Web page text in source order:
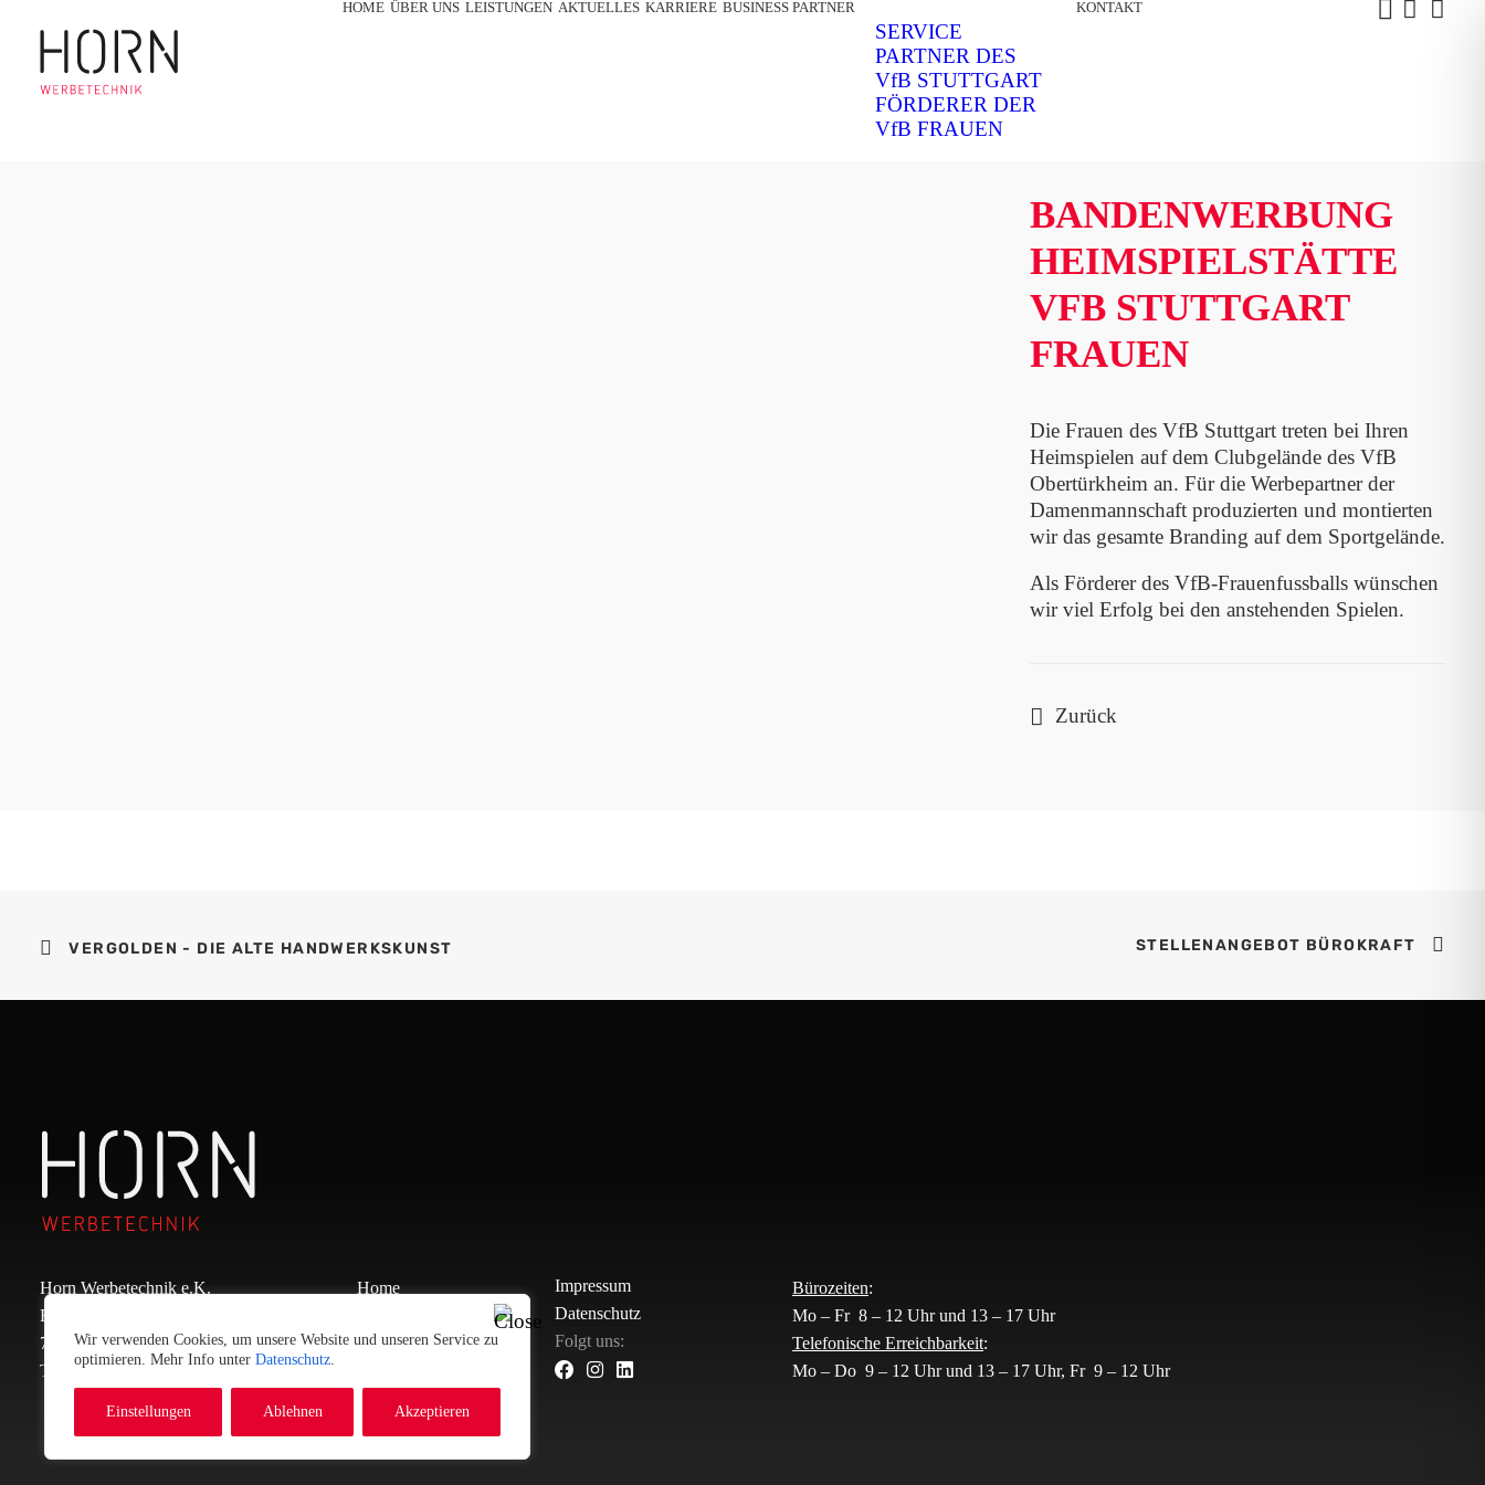
Wir verwenden Cookies, um unsere Website und unseren Service zu
optimieren. Mehr Info unter Datenschutz.
Einstellungen Ablehnen Akzeptieren
HOME ÜBER UNS LEISTUNGEN AKTUELLES KARRIERE BUSINESS PARTNER
SERVICE
PARTNER DES
VfB STUTTGART
FÖRDERER DER
VfB FRAUEN
KONTAKT
BANDENWERBUNG
HEIMSPIELSTÄTTE
VFB STUTTGART
FRAUEN
Die Frauen des VfB Stuttgart treten bei Ihren
Heimspielen auf dem Clubgelände des VfB
Obertürkheim an. Für die Werbepartner der
Damenmannschaft produzierten und montierten
wir das gesamte Branding auf dem Sportgelände.
Als Förderer des VfB-Frauenfussballs wünschen
wir viel Erfolg bei den anstehenden Spielen.
Zurück
VERGOLDEN - DIE ALTE HANDWERKSKUNST STELLENANGEBOT BÜROKRAFT
Horn Werbetechnik e.K.
Europastraße 3
71576 Burgstetten
Telefon:07191 – 86 353
Home
Leistungen
Impressum
Datenschutz
Folgt uns:
Bürozeiten:
Mo – Fr 8 – 12 Uhr und 13 – 17 Uhr
Telefonische Erreichbarkeit:
Mo – Do 9 – 12 Uhr und 13 – 17 Uhr, Fr 9 – 12 Uhr